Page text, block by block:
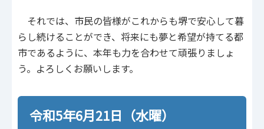
それでは、市民の皆様がこれからも堺で安心して暮
らし続けることができ、将来にも夢と希望が持てる都
市であるように、本年も力を合わせて頑張りましょ
う。よろしくお願いします。
令和5年6月21日（水曜）